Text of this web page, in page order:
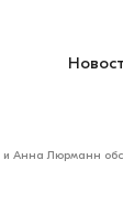
Анна Люрманн